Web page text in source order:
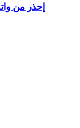
إحذر من